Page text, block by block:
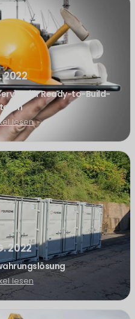
2022
für Ready-to-Build-
lesen
2022
lesen